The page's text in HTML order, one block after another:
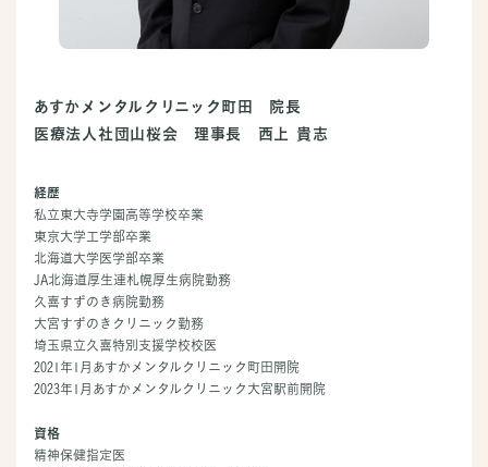
あすかメンタルクリニック町田 院長
医療法人社団山桜会 理事長 西上 貴志
経歴
私立東大寺学園高等学校卒業
東京大学工学部卒業
北海道大学医学部卒業
JA北海道厚生連札幌厚生病院勤務
久喜すずのき病院勤務
大宮すずのきクリニック勤務
埼玉県立久喜特別支援学校校医
2021年1月あすかメンタルクリニック町田開院
2023年1月あすかメンタルクリニック大宮駅前開院
資格
精神保健指定医